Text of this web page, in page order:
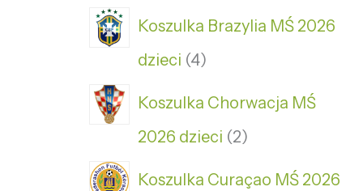
Koszulka Brazylia MŚ 2026
dzieci 4
Koszulka Chorwacja MŚ
2026 dzieci 2
Koszulka Curaçao MŚ 2026